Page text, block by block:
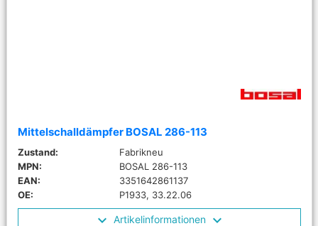
Mittelschalldämpfer BOSAL 286-113
Zustand:
Fabrikneu
MPN:
BOSAL 286-113
EAN:
3351642861137
OE:
P1933, 33.22.06
Artikelinformationen